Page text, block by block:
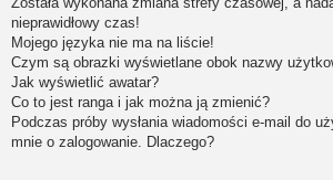
nieprawidłowy czas!
Mojego języka nie ma na liście!
Czym są obrazki wyświetlane obok nazwy
Jak wyświetlić awatar?
Co to jest ranga i jak można ją zmienić?
Podczas próby wysłania wiadomości e-mail do
mnie o zalogowanie. Dlaczego?